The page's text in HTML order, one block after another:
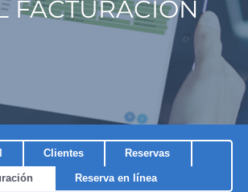
FACTURACIÓN
Clientes Reservas
Reserva en línea